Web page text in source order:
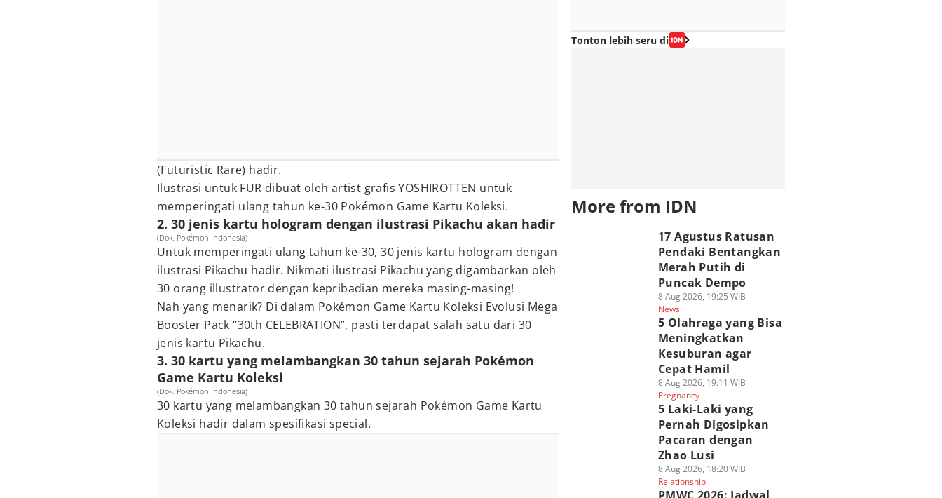
(Futuristic Rare) hadir.
Ilustrasi untuk FUR dibuat oleh artist grafis YOSHIROTTEN untuk
memperingati ulang tahun ke-30 Pokémon Game Kartu Koleksi.
2. 30 jenis kartu hologram dengan ilustrasi Pikachu akan hadir
(Dok. Pokémon Indonesia)
Untuk memperingati ulang tahun ke-30, 30 jenis kartu hologram dengan
ilustrasi Pikachu hadir. Nikmati ilustrasi Pikachu yang digambarkan oleh
30 orang illustrator dengan kepribadian mereka masing-masing!
Nah yang menarik? Di dalam Pokémon Game Kartu Koleksi Evolusi Mega
Booster Pack “30th CELEBRATION”, pasti terdapat salah satu dari 30
jenis kartu Pikachu.
3. 30 kartu yang melambangkan 30 tahun sejarah Pokémon
Game Kartu Koleksi
(Dok. Pokémon Indonesia)
30 kartu yang melambangkan 30 tahun sejarah Pokémon Game Kartu
Koleksi hadir dalam spesifikasi special.
Tonton lebih seru di
More from IDN
17 Agustus Ratusan
Pendaki Bentangkan
Merah Putih di
Puncak Dempo
8 Aug 2026, 19:25 WIB
News
5 Olahraga yang Bisa
Meningkatkan
Kesuburan agar
Cepat Hamil
8 Aug 2026, 19:11 WIB
Pregnancy
5 Laki-Laki yang
Pernah Digosipkan
Pacaran dengan
Zhao Lusi
8 Aug 2026, 18:20 WIB
Relationship